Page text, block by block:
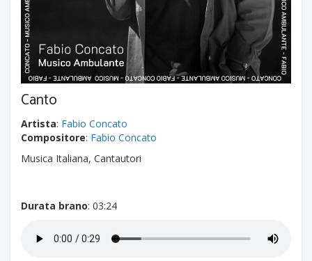
Canto
Artista: Fabio Concato
Compositore: Fabio Concato
Musica Italiana, Cantautori
Durata brano: 03:24